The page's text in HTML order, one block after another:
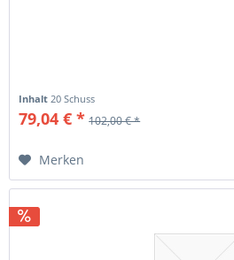
Inhalt20 Schuss
79,04 € * 102,00 € *
Merken